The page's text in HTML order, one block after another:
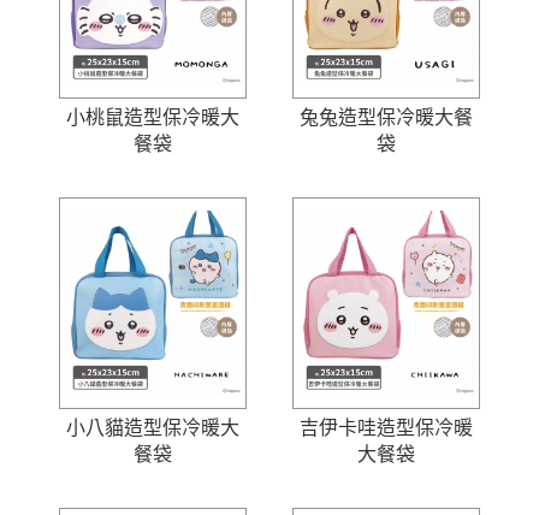
小桃鼠造型保冷暖大
餐袋
兔兔造型保冷暖大餐
袋
小八貓造型保冷暖大
餐袋
吉伊卡哇造型保冷暖
大餐袋